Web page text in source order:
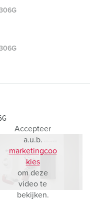
Accepteer
a.u.b.
marketingcoo
kies
om deze
video te
bekijken.